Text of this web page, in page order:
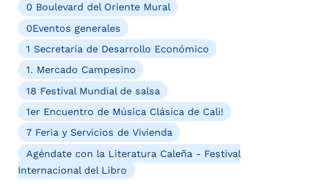
0 Boulevard del Oriente Mural
0Eventos generales
1 Secretaría de Desarrollo Económico
1. Mercado Campesino
18 Festival Mundial de salsa
1er Encuentro de Música Clásica de Cali!
7 Feria y Servicios de Vivienda
Agéndate con la Literatura Caleña - Festival
Internacional del Libro